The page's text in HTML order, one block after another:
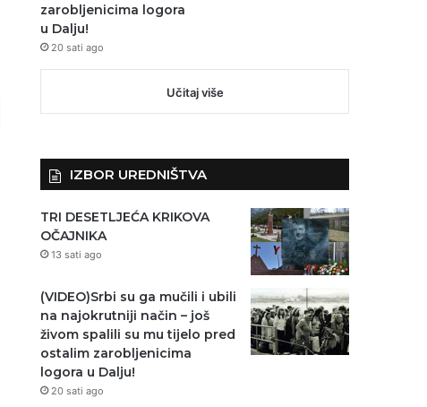
zarobljenicima logora
u Dalju!
20 sati ago
Učitaj više
IZBOR UREDNIŠTVA
TRI DESETLJEĆA KRIKOVA
OČAJNIKA
13 sati ago
(VIDEO)Srbi su ga mučili i ubili
na najokrutniji način – još
živom spalili su mu tijelo pred
ostalim zarobljenicima
logora u Dalju!
20 sati ago